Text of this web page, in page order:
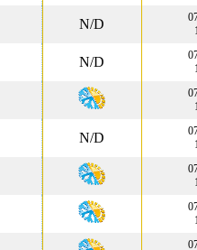
N/D
N/D
N/D